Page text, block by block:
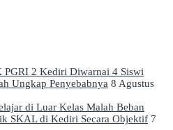
PGRI 2 Kediri Diwarnai 4 Siswi
Ungkap Penyebabnya 8 Agustus
di Luar Kelas Malah Beban
SKAL di Kediri Secara Objektif 7